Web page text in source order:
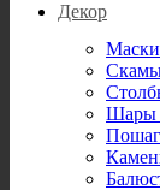
Декор
Шары